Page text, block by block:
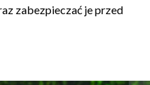
zabezpieczać je przed